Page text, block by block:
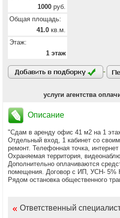
1000 руб.
Общая площадь:
41.0 кв.м.
Этаж:
1 этаж
услуги агентства
Описание
"Сдам в аренду офис 41 м2 на 1
Отдельный вход, 1 кабинет со
ремонт. Телефонная точка,
Охраняемая территория,
Дополнительно оплачиваются
помещения. Договор с ИП, УСН- 5%
Рядом остановка общественного
Ответственный